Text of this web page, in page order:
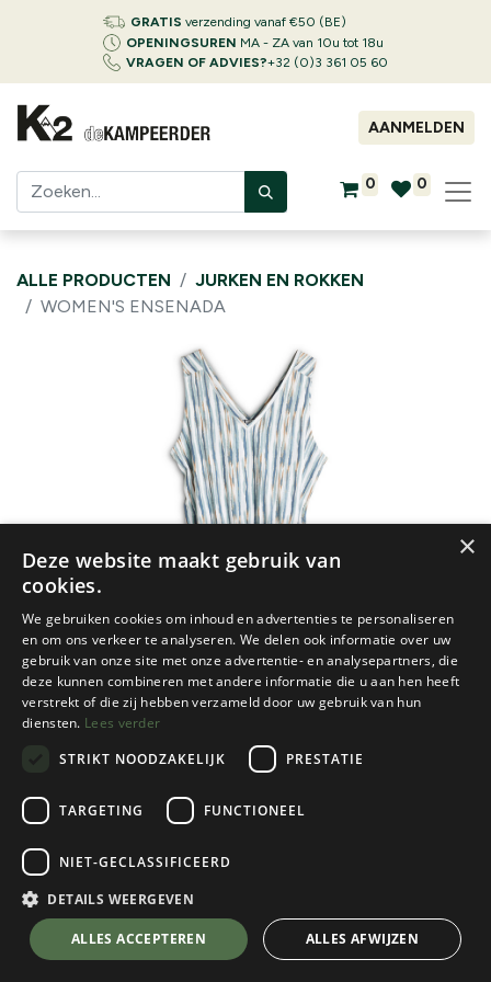
GRATIS verzending vanaf €50 (BE)
OPENINGSUREN MA - ZA van 10u tot 18u
VRAGEN OF ADVIES?+32 (0)3 361 05 60
AANMELDEN
0 0
ALLE PRODUCTEN
JURKEN EN ROKKEN
WOMEN'S ENSENADA
Kavu
Women's Ensenada
Cool Current
Kies een maat
💬 Stel je vraag over dit product via WhatsApp
×
Deze website maakt gebruik van
cookies.
We gebruiken cookies om inhoud en advertenties te personaliseren
en om ons verkeer te analyseren. We delen ook informatie over uw
gebruik van onze site met onze advertentie- en analysepartners, die
deze kunnen combineren met andere informatie die u aan hen heeft
verstrekt of die zij hebben verzameld door uw gebruik van hun
diensten. Lees verder
STRIKT NOODZAKELIJK
PRESTATIE
TARGETING FUNCTIONEEL
NIET-GECLASSIFICEERD
DETAILS WEERGEVEN
ALLES ACCEPTEREN ALLES AFWIJZEN